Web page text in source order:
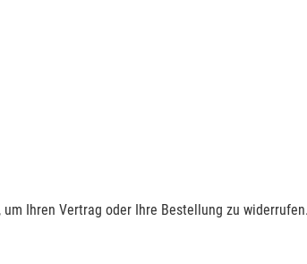
Ihren Vertrag oder Ihre Bestellung zu widerrufen.